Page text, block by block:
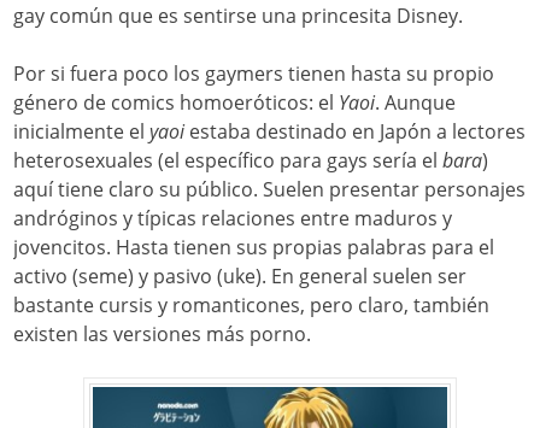
gay común que es sentirse una princesita Disney.
Por si fuera poco los gaymers tienen hasta su propio
género de comics homoeróticos: el Yaoi. Aunque
inicialmente elyaoiestaba destinado en Japón a lectores
heterosexuales (el específico para gays sería elbara)
aquí tiene claro su público. Suelen presentar personajes
andróginos y típicas relaciones entre maduros y
jovencitos. Hasta tienen sus propias palabras para el
activo (seme) y pasivo (uke). En general suelen ser
bastante cursis y romanticones, pero claro, también
existen las versiones más porno.